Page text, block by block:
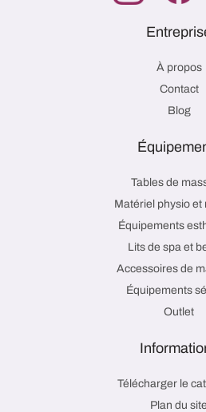
À propos
Contact
Blog
Tables de
Matériel physio et
Équipements
Lits de spa et
Accessoires de
Équipements
Outlet
Télécharger le
Plan du site